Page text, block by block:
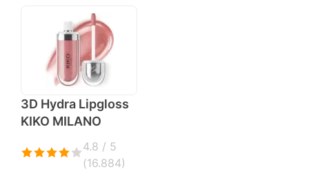
3D Hydra Lipgloss
KIKO MILANO
4.8 / 5
(16.884)